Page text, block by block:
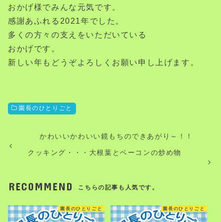
おかげ様でみんな元気です。
感謝あふれる2021年でした。
多くの方々の支えをいただいている
おかげです。
新しい年もどうぞよろしくお願い申し上げます。
園長のひとりごと
かわいいかわいい鏡もちのできあがり～！！
クッキング・・・大根葉とベーコンの炒め物
RECOMMEND こちらの記事も人気です。
園長のひとりごと 園長のひとりごと